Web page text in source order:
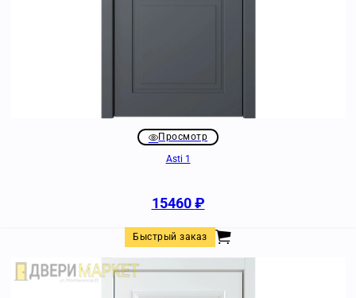
Просмотр
Asti 1
15460₽
Быстрый заказ